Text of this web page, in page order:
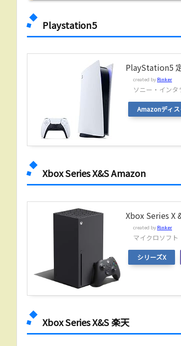
Playstation5
PlayStation5
created by Rinker
ソニー・イン
Amazonディ
Xbox Series X&S Amazon
Xbox Series X
created by Rinker
マイクロソフト
シリーズX
Xbox Series X&S 楽天